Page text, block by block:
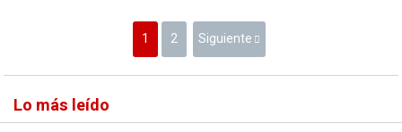
1 2 Siguiente
Lo más leído